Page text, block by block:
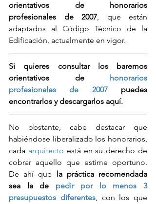
orientativos de honorarios
profesionales de 2007, que están
adaptados al Código Técnico de la
Edificación, actualmente en vigor.
Si quieres consultar los baremos
orientativos de
honorarios
profesionales de 2007 puedes
encontrarlos y descargarlos aquí.
No obstante, cabe destacar que
habiéndose liberalizado los honorarios,
cada arquitecto está en su derecho de
cobrar aquello que estime oportuno.
De ahí que
la práctica recomendada
sea la de pedir por lo menos 3
presupuestos diferentes, con los que